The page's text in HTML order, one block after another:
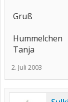
Gruß
Hummelchen
Tanja
2. Juli 2003